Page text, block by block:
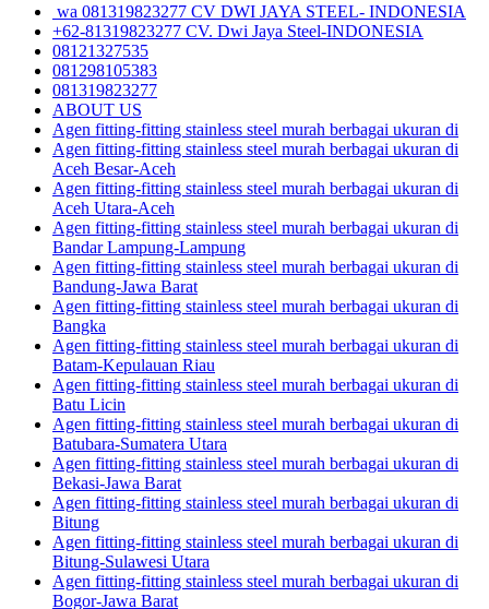
wa 081319823277 CV DWI JAYA STEEL- INDONESIA
+62-81319823277 CV. Dwi Jaya Steel-INDONESIA
08121327535
081298105383
081319823277
ABOUT US
Agen fitting-fitting stainless steel murah berbagai ukuran di
Agen fitting-fitting stainless steel murah berbagai ukuran di
Aceh Besar-Aceh
Agen fitting-fitting stainless steel murah berbagai ukuran di
Aceh Utara-Aceh
Agen fitting-fitting stainless steel murah berbagai ukuran di
Bandar Lampung-Lampung
Agen fitting-fitting stainless steel murah berbagai ukuran di
Bandung-Jawa Barat
Agen fitting-fitting stainless steel murah berbagai ukuran di
Bangka
Agen fitting-fitting stainless steel murah berbagai ukuran di
Batam-Kepulauan Riau
Agen fitting-fitting stainless steel murah berbagai ukuran di
Batu Licin
Agen fitting-fitting stainless steel murah berbagai ukuran di
Batubara-Sumatera Utara
Agen fitting-fitting stainless steel murah berbagai ukuran di
Bekasi-Jawa Barat
Agen fitting-fitting stainless steel murah berbagai ukuran di
Bitung
Agen fitting-fitting stainless steel murah berbagai ukuran di
Bitung-Sulawesi Utara
Agen fitting-fitting stainless steel murah berbagai ukuran di
Bogor-Jawa Barat